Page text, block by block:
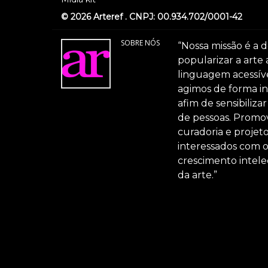
© 2026 Arteref . CNPJ: 00.934.702/0001-42
SOBRE NÓS
“Nossa missão é
popularizar a arte
linguagem
agimos de forma
afim de
de pessoas.
curadoria e
interessados com
crescimento
da arte.”